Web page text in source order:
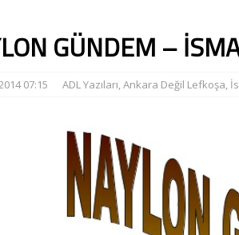
GÜNDEM –
07:15 ADL Yazıları,Ankara Değil Lefkoşa,